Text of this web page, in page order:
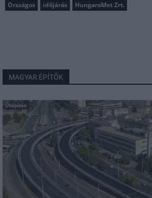
Országos időjárás HungaroMet Zrt.
MAGYAR ÉPÍTŐK
Útépítés